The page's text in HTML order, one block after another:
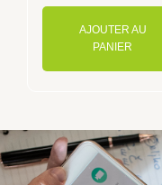
AJOUTER AU
PANIER